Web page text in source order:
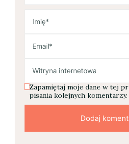
Zapamiętaj moje dane w tej
pisania kolejnych komentarzy.